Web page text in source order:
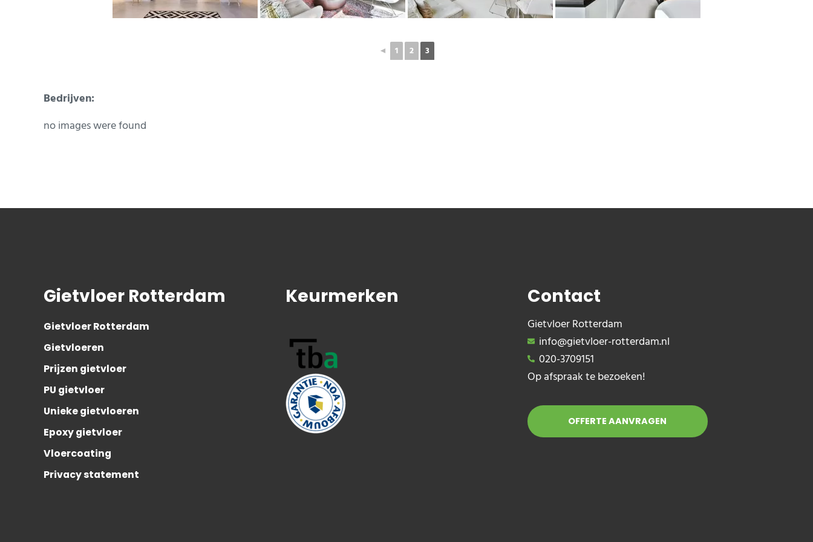
◄ 1 2 3
Bedrijven:
no images were found
Gietvloer Rotterdam
Gietvloer Rotterdam
Gietvloeren
Prijzen gietvloer
PU gietvloer
Unieke gietvloeren
Epoxy gietvloer
Vloercoating
Privacy statement
Keurmerken Contact
Gietvloer Rotterdam
info@gietvloer-rotterdam.nl
020-3709151
Op afspraak te bezoeken!
OFFERTE AANVRAGEN